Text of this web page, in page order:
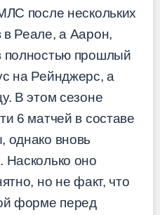
после нескольких
Реале, а Аарон,
полностью прошлый
на Рейнджерс, а
В этом сезоне
6 матчей в составе
однако вновь
Насколько оно
но не факт, что
форме перед